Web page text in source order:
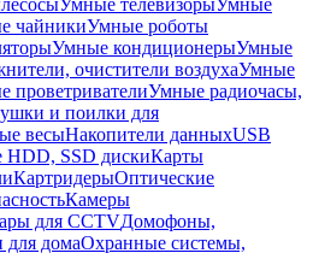
Умные телевизорыУмные
чайникиУмные роботы
Умные кондиционерыУмные
очистители воздухаУмные
проветривателиУмные радиочасы,
и поилки для
весыНакопители данныхUSB
SSD дискиКарты
КартридерыОптические
Камеры
для CCTVДомофоны,
для домаОхранные системы,